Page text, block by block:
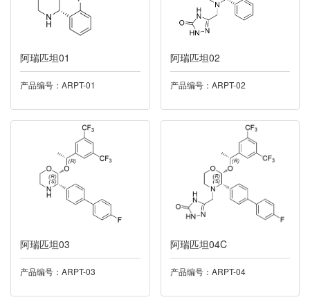
012阿齐沙坦
014诺氟沙星
015托匹司他
016托特罗定
017泛酸钙
019奥硝唑
阿瑞匹坦01
产品编号：ARPT-01
阿瑞匹坦02
产品编号：ARPT-02
阿瑞匹坦03
产品编号：ARPT-03
阿瑞匹坦04C
产品编号：ARPT-04